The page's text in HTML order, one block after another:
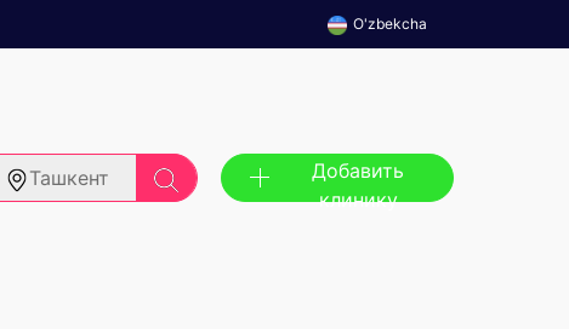
O'zbekcha
Ташкент
Добавить
клинику